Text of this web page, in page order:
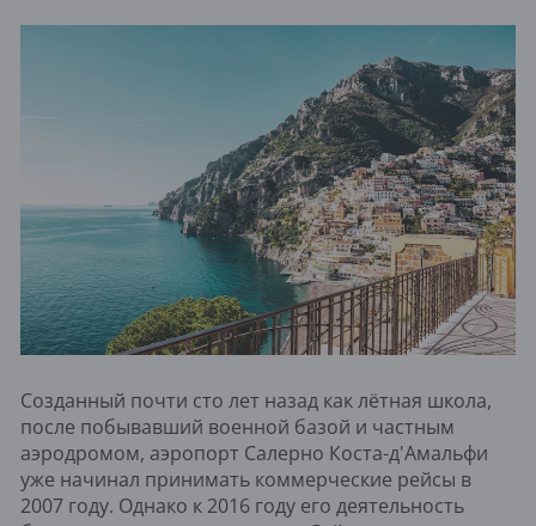
Созданный почти сто лет назад как лётная школа,
после побывавший военной базой и частным
аэродромом, аэропорт Салерно Коста-д'Амальфи
уже начинал принимать коммерческие рейсы в
2007 году. Однако к 2016 году его деятельность